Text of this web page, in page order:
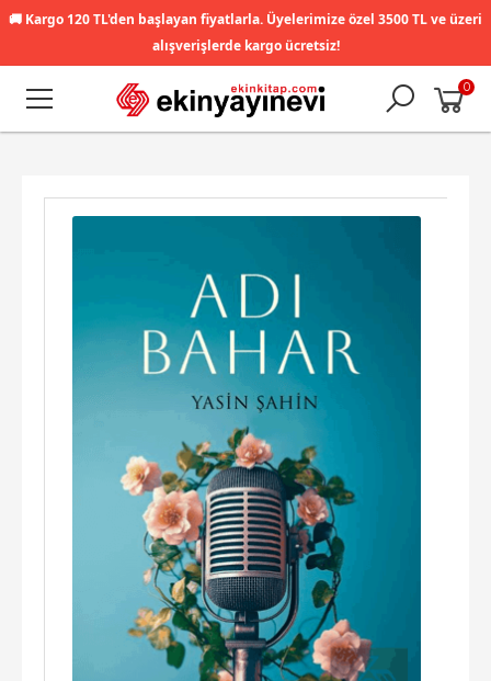
🚚 Kargo 120 TL'den başlayan fiyatlarla. Üyelerimize özel 3500 TL ve üzeri
alışverişlerde kargo ücretsiz!
0